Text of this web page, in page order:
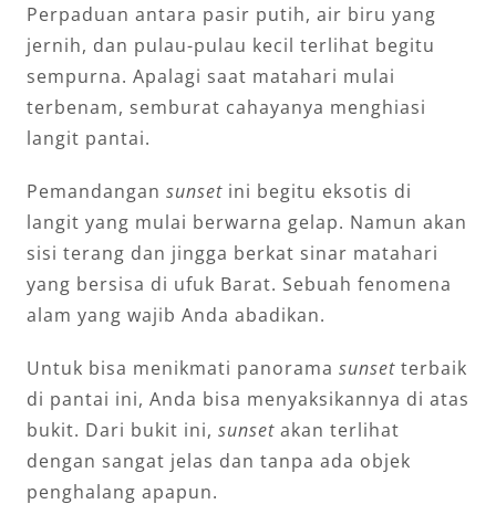
Perpaduan antara pasir putih, air biru yang
jernih, dan pulau-pulau kecil terlihat begitu
sempurna. Apalagi saat matahari mulai
terbenam, semburat cahayanya menghiasi
langit pantai.
Pemandangan sunset ini begitu eksotis di
langit yang mulai berwarna gelap. Namun akan
sisi terang dan jingga berkat sinar matahari
yang bersisa di ufuk Barat. Sebuah fenomena
alam yang wajib Anda abadikan.
Untuk bisa menikmati panorama sunset terbaik
di pantai ini, Anda bisa menyaksikannya di atas
bukit. Dari bukit ini, sunset akan terlihat
dengan sangat jelas dan tanpa ada objek
penghalang apapun.